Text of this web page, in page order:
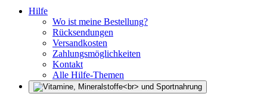
Hilfe
Wo ist meine Bestellung?
Rücksendungen
Versandkosten
Zahlungsmöglichkeiten
Kontakt
Alle Hilfe-Themen